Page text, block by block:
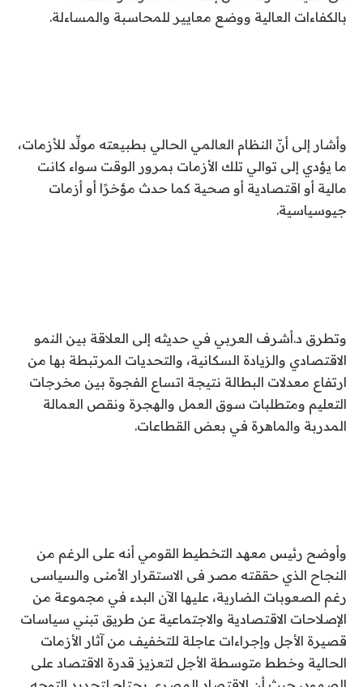
بالكفاءات العالية ووضع معايير للمحاسبة والمساءلة.
وأشار إلى أنّ النظام العالمي الحالي بطبيعته مولِّد للأزمات،
ما يؤدي إلى توالي تلك الأزمات بمرور الوقت سواء كانت
مالية أو اقتصادية أو صحية كما حدث مؤخرًا أو أزمات
جيوسياسية.
وتطرق د.أشرف العربي في حديثه إلى العلاقة بين النمو
الاقتصادي والزيادة السكانية، والتحديات المرتبطة بها من
ارتفاع معدلات البطالة نتيجة اتساع الفجوة بين مخرجات
التعليم ومتطلبات سوق العمل والهجرة ونقص العمالة
المدربة والماهرة في بعض القطاعات.
وأوضح رئيس معهد التخطيط القومي أنه على الرغم من
النجاح الذي حققته مصر فى الاستقرار الأمنى والسياسى
رغم الصعوبات الضارية، عليها الآن البدء في مجموعة من
الإصلاحات الاقتصادية والاجتماعية عن طريق تبني سياسات
قصيرة الأجل وإجراءات عاجلة للتخفيف من آثار الأزمات
الحالية وخطط متوسطة الأجل لتعزيز قدرة الاقتصاد على